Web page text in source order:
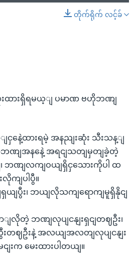
တိုက်ရိုက် လင့်ခ်
ထားရှိရမယ့ျ ပမာဏ ဗဟိုဘဏျ
ငှနေဲ့ထားရမဲ့ အနညျးဆုံး သီးသန့ျ
ဏျအနနေဲ့ အရငျသတျမှတျခဲ့တဲ့
ျ၊ ဘဏျလကျဝယျရှိငှသေားကိုပါ ထ
ကျပါပွီ။
ျပွီး၊ ဘယျလိုသကျရောကျမူရှိနိုငျ
ျလိုတဲ့ ဘဏျလုပျငနျးရှငျတဈဦး၊
ျကွီးတဈဦးနဲ့ အလယျအလတျလုပျငနျး
းက မေးထားပါတယျ။